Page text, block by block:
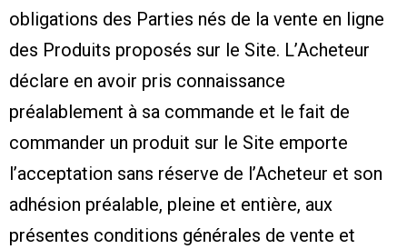
obligations des Parties nés de la vente en ligne
des Produits proposés sur le Site. L’Acheteur
déclare en avoir pris connaissance
préalablement à sa commande et le fait de
commander un produit sur le Site emporte
l’acceptation sans réserve de l’Acheteur et son
adhésion préalable, pleine et entière, aux
présentes conditions générales de vente et